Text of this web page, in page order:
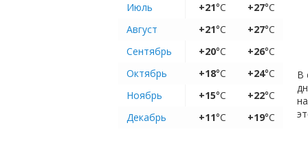
Июль
+21°C +27°C
Август
+21°C +27°C
Сентябрь
+20°C +26°C
Октябрь
+18°C +24°C
Ноябрь
+15°C +22°C
Декабрь
+11°C +19°C
В